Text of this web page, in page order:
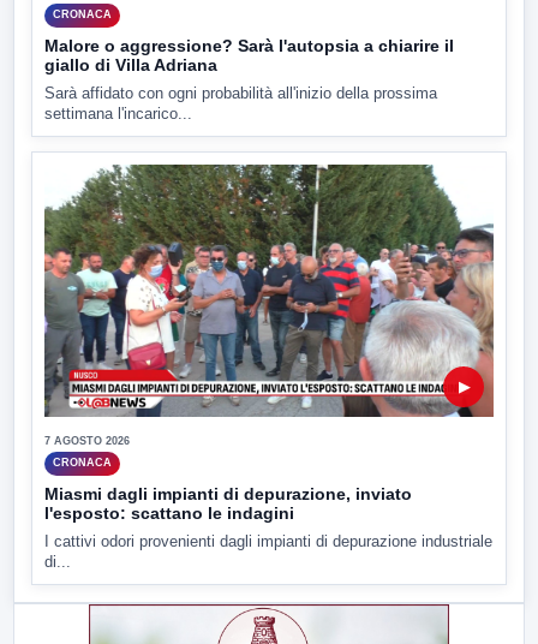
CRONACA
Malore o aggressione? Sarà l'autopsia a chiarire il
giallo di Villa Adriana
Sarà affidato con ogni probabilità all'inizio della prossima
settimana l'incarico...
▶
7 AGOSTO 2026
CRONACA
Miasmi dagli impianti di depurazione, inviato
l'esposto: scattano le indagini
I cattivi odori provenienti dagli impianti di depurazione industriale
di...